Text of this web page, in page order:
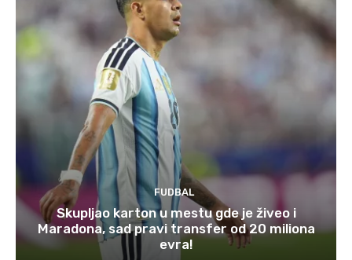
FUDBAL
Skupljao karton u mestu gde je živeo i
Maradona, sad pravi transfer od 20 miliona
evra!